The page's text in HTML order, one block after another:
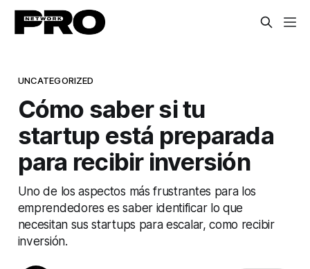
UNCATEGORIZED
Cómo saber si tu
startup está preparada
para recibir inversión
Uno de los aspectos más frustrantes para los
emprendedores es saber identificar lo que
necesitan sus startups para escalar, como recibir
inversión.